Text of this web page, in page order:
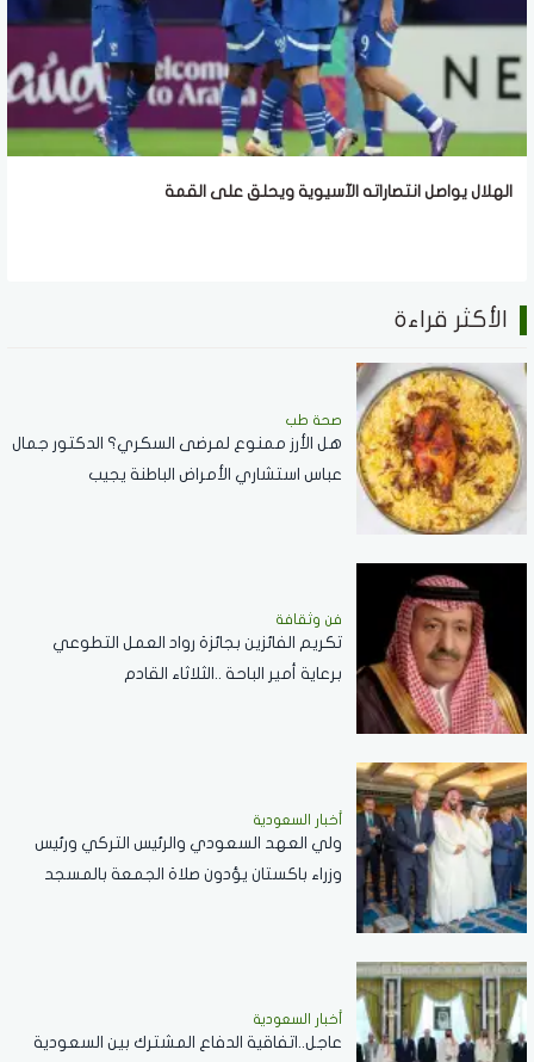
الهلال يواصل انتصاراته الآسيوية ويحلق على القمة
الأكثر قراءة
صحة طب
هل الأرز ممنوع لمرضى السكري؟ الدكتور جمال
عباس استشاري الأمراض الباطنة يجيب
فن وثقافة
تكريم الفائزين بجائزة رواد العمل التطوعي
برعاية أمير الباحة ..الثلاثاء القادم
أخبار السعودية
ولي العهد السعودي والرئيس التركي ورئيس
وزراء باكستان يؤدون صلاة الجمعة بالمسجد
أخبار السعودية
عاجل..اتفاقية الدفاع المشترك بين السعودية